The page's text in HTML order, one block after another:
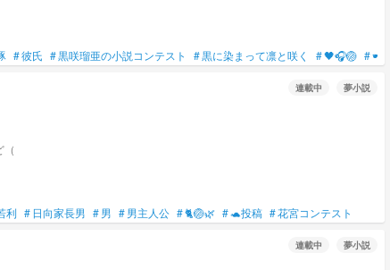
#彼氏 #黒咲瑠亜の小説コンテスト #黒に染まって凛と咲く #🖤🎧🏐 #🕶🐈
連載中 夢小説
（
利 # 日向家長男 #男 #男主人公 #🐈🏐🌿‬ #🐢投稿 #花宮コンテスト
連載中 夢小説